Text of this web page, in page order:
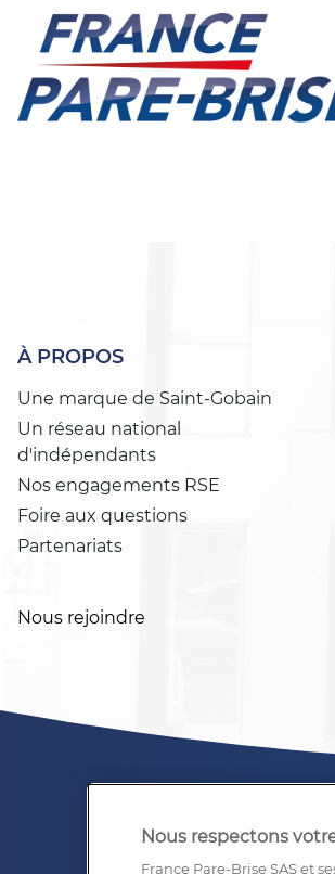
À PROPOS
Une marque de Saint-Gobain
Un réseau national
d'indépendants
Nos engagements RSE
Foire aux questions
Partenariats
Nous rejoindre
Nous respectons
France Pare-Brise SAS et